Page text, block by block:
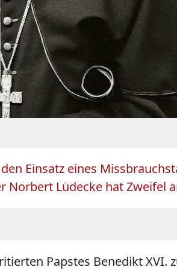
Einsatz eines
Lüdecke hat Zweifel
Papstes Benedikt XVI.